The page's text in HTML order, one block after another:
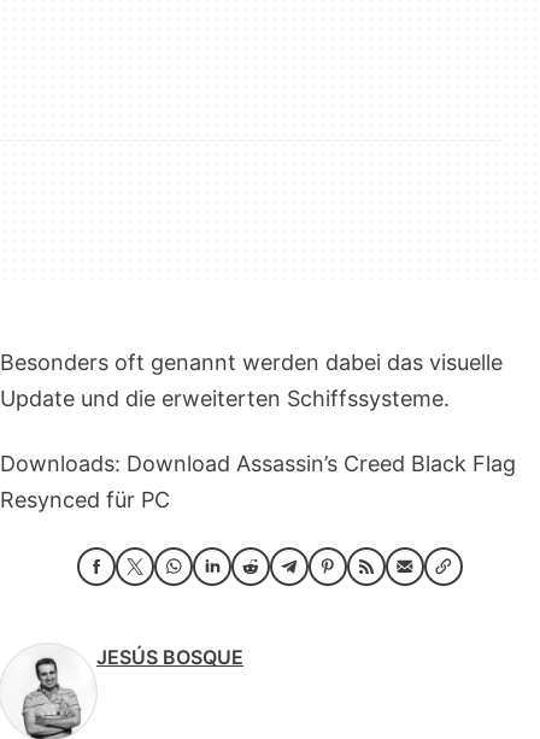
Besonders oft genannt werden dabei das visuelle
Update und die erweiterten Schiffssysteme.
Downloads: Download Assassin’s Creed Black Flag
Resynced für PC
JESÚS BOSQUE